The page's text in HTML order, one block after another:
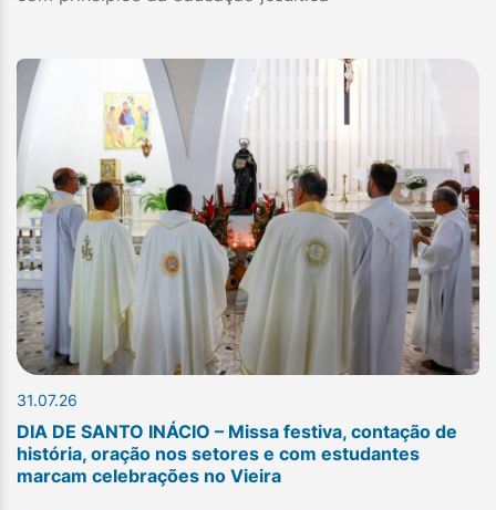
31.07.26
DIA DE SANTO INÁCIO – Missa festiva, contação de
história, oração nos setores e com estudantes
marcam celebrações no Vieira